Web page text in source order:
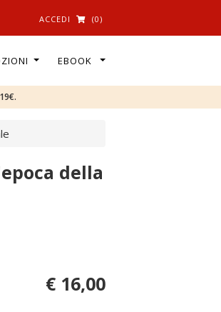
ACCEDI (0)
EBOOK
della
€ 16,00